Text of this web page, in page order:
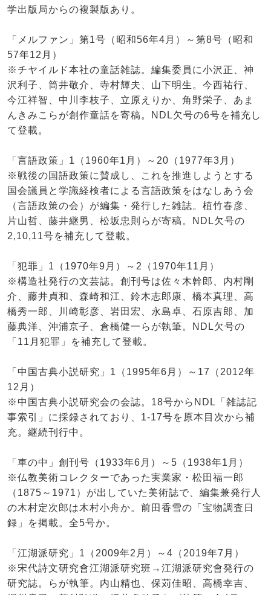
学出版局からの複製版あり。
「メルファン」第1号（昭和56年4月）～第8号（昭和
57年12月）
※チヤイルド本社の童話雑誌。編集委員に小沢正、神
沢利子、筒井敬介、寺村輝夫、山下明生。今西祐行、
今江祥智、中川李枝子、立原えりか、角野栄子、あま
んきみこらが創作童話を寄稿。NDL欠号の6号を補充し
て登載。
「言語政策」1（1960年1月）～20（1977年3月）
※戦後の国語政策に賛成し、これを推進しようとする
国会議員と学識経検者による言語政策をはなしあう会
（言語政策の会）が編集・発行した雑誌。植竹春彦、
片山哲、藤井継男、松坂忠則らが寄稿。NDL欠号の
2,10,11号を補充して登載。
「犯罪」1（1970年9月）～2（1970年11月）
※構造社発行の文芸誌。創刊号は佐々木幹郎、内村剛
介、藤井貞和、森崎和江、鈴木志郎康、橋本真理、高
橋秀一郎、川崎彰彦、岩田宏、永島卓、石原吉郎、加
藤典洋、沖浦京子、倉橋健一らが執筆。NDL欠号の
「11月犯罪」を補充して登載。
「中国古典小説研究」1（1995年6月）～17（2012年
12月）
※中国古典小説研究会の会誌。18号からNDL「雑誌記
事索引」に採録されており、1-17号を原本目次から補
充。継続刊行中。
「車の中」創刊号（1933年6月）～5（1938年1月）
※仏教美術コレクターであった実業家・松田福一郎
（1875～1971）が出していた美術誌で、編集兼発行人
の木村定次郎は木村小舟か。前田香雪の「宝物調査日
録」を掲載。全5号か。
「江湖派研究」1（2009年2月）～4（2019年7月）
※宋代詩文研究會江湖派研究班→江湖派研究會発行の
研究誌。らが執筆。内山精也、保苅佳昭、高橋幸吉、